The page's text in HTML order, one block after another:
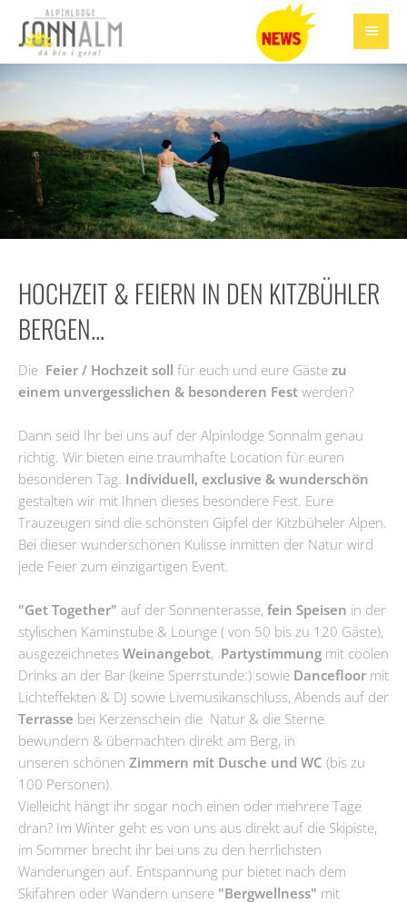
HOCHZEIT & FEIERN IN DEN KITZBÜHLER
BERGEN...
Die Feier / Hochzeit soll für euch und eure Gäste zu
einem unvergesslichen & besonderen Fest werden?
Dann seid Ihr bei uns auf der Alpinlodge Sonnalm genau
richtig. Wir bieten eine traumhafte Location für euren
besonderen Tag. Individuell, exclusive & wunderschön
gestalten wir mit Ihnen dieses besondere Fest. Eure
Trauzeugen sind die schönsten Gipfel der Kitzbüheler Alpen.
Bei dieser wunderschönen Kulisse inmitten der Natur wird
jede Feier zum einzigartigen Event.
"Get Together" auf der Sonnenterasse, fein Speisen in der
stylischen Kaminstube & Lounge ( von 50 bis zu 120 Gäste),
ausgezeichnetes Weinangebot, Partystimmung mit coolen
Drinks an der Bar (keine Sperrstunde:) sowie Dancefloor mit
Lichteffekten & DJ sowie Livemusikanschluss, Abends auf der
Terrasse bei Kerzenschein die Natur & die Sterne
bewundern & übernachten direkt am Berg, in
unseren schönen Zimmern mit Dusche und WC (bis zu
100 Personen).
Vielleicht hängt ihr sogar noch einen oder mehrere Tage
dran? Im Winter geht es von uns aus direkt auf die Skipiste,
im Sommer brecht ihr bei uns zu den herrlichsten
Wanderungen auf. Entspannung pur bietet nach dem
Skifahren oder Wandern unsere "Bergwellness" mit